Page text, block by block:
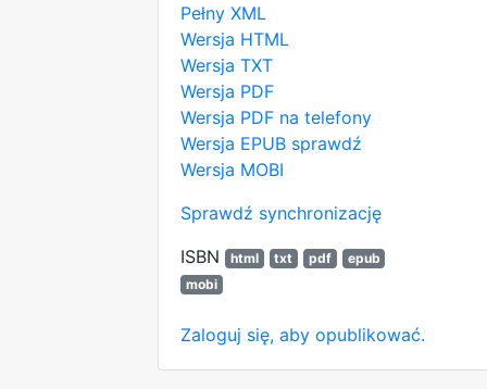
Pełny XML
Wersja HTML
Wersja TXT
Wersja PDF
Wersja PDF na telefony
Wersja EPUB sprawdź
Wersja MOBI
Sprawdź synchronizację
ISBN
html txt pdf
epub
mobi
Zaloguj się, aby opublikować.